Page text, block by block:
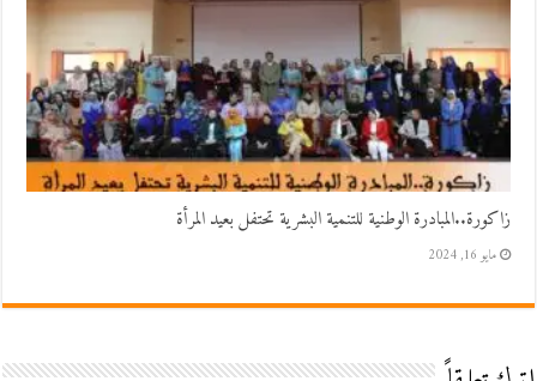
زاكورة..المبادرة الوطنية للتنمية البشرية تحتفل بعيد المرأة
مايو 16, 2024